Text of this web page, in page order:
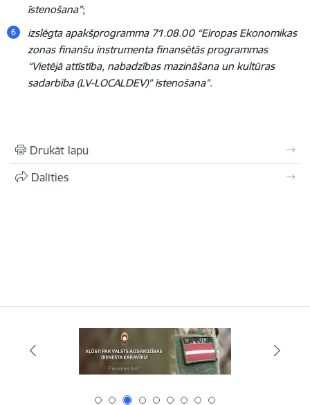
īstenošana”;
izslēgta apakšprogramma 71.08.00 “Eiropas Ekonomikas
zonas finanšu instrumenta finansētās programmas
“Vietējā attīstība, nabadzības mazināšana un kultūras
sadarbība (LV-LOCALDEV)” īstenošana”.
Drukāt lapu
Dalīties